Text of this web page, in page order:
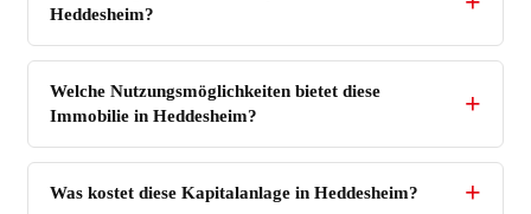
Heddesheim?
Welche Nutzungsmöglichkeiten bietet diese
Immobilie in Heddesheim?
Was kostet diese Kapitalanlage in Heddesheim?